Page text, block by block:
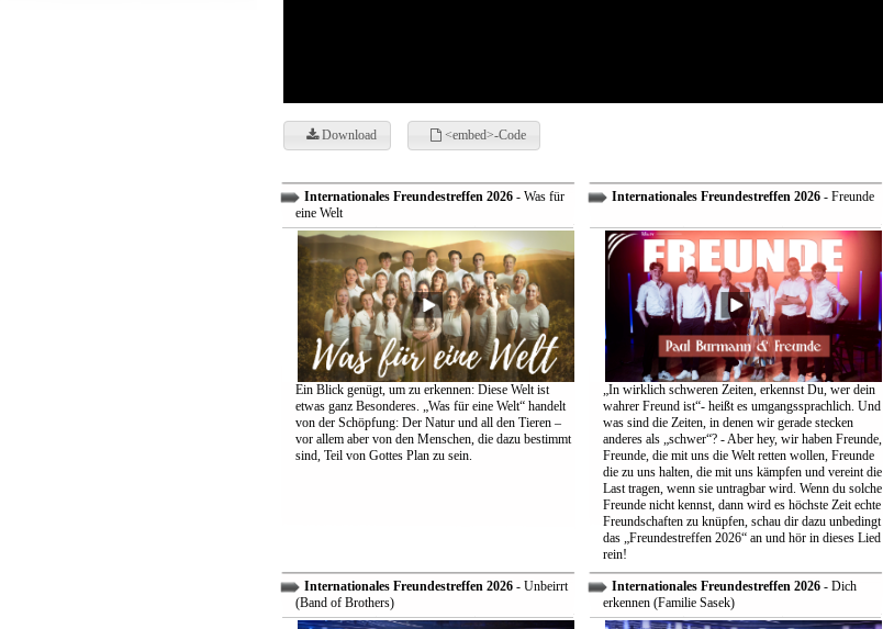
Download <embed>-Code
Internationales Freundestreffen 2026- Was für
eine Welt
Ein Blick genügt, um zu erkennen: Diese Welt ist
etwas ganz Besonderes. „Was für eine Welt“ handelt
von der Schöpfung: Der Natur und all den Tieren –
vor allem aber von den Menschen, die dazu bestimmt
sind, Teil von Gottes Plan zu sein.
Internationales Freundestreffen 2026- Freunde
„In wirklich schweren Zeiten, erkennst Du, wer dein
wahrer Freund ist“- heißt es umgangssprachlich. Und
was sind die Zeiten, in denen wir gerade stecken
anderes als „schwer“? - Aber hey, wir haben Freunde,
Freunde, die mit uns die Welt retten wollen, Freunde
die zu uns halten, die mit uns kämpfen und vereint die
Last tragen, wenn sie untragbar wird. Wenn du solche
Freunde nicht kennst, dann wird es höchste Zeit echte
Freundschaften zu knüpfen, schau dir dazu unbedingt
das „Freundestreffen 2026“ an und hör in dieses Lied
rein!
Internationales Freundestreffen 2026- Unbeirrt
(Band of Brothers)
Internationales Freundestreffen 2026- Dich
erkennen (Familie Sasek)